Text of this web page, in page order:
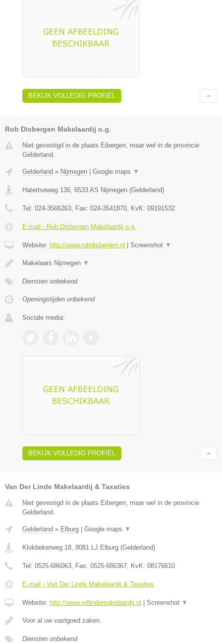
BEKIJK VOLLEDIG PROFIEL
Rob Disbergen Makelaardij o.g.
Niet gevestigd in de plaats Eibergen, maar wel in de provincie
Gelderland.
Gelderland » Nijmegen Google maps ▼
Hatertseweg 136 6533 AS Nijmegen (Gelderland)
Tel: 024-3566263 , Fax: 024-3541870 , KvK: 09191532
E-mail › Rob Disbergen Makelaardij o.g.
Website: http://www.robdisbergen.nl Screenshot ▼
Makelaars Nijmegen ▼
Diensten onbekend
Openingstijden onbekend
Sociale media:
BEKIJK VOLLEDIG PROFIEL
Van Der Linde Makelaardij & Taxaties
Niet gevestigd in de plaats Eibergen, maar wel in de provincie
Gelderland.
Gelderland » Elburg | Google maps ▼
Klokbekerweg 18 8081 LJ Elburg (Gelderland)
Tel: 0525-686063 , Fax: 0525-686367 , KvK: 08176610
E-mail › Van Der Linde Makelaardij & Taxaties
Website: http://www.vdlindemakelaardij.nl | Screenshot ▼
Voor al uw vastgoed zaken.
Diensten onbekend